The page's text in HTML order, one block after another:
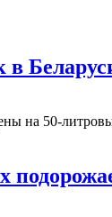
в
на 50-